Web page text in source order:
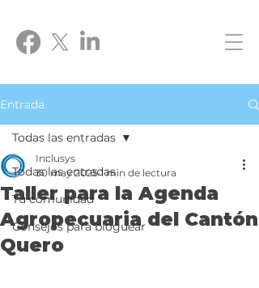
Entrada
Todas las entradas
Tu comunidad
Consejos para bloguear
Todas las entradas
Taller para la Agenda
Agropecuaria del Cantón
Quero
Inclusys
30 may 2025 1 min de lectura